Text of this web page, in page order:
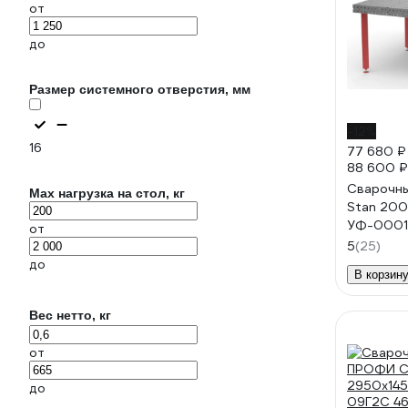
от
до
Размер системного отверстия, мм
16
Max нагрузка на стол, кг
от
до
Вес нетто, кг
от
до
77 680 ₽
88 600 ₽
Stan
УФ-
5(25)
В корзину